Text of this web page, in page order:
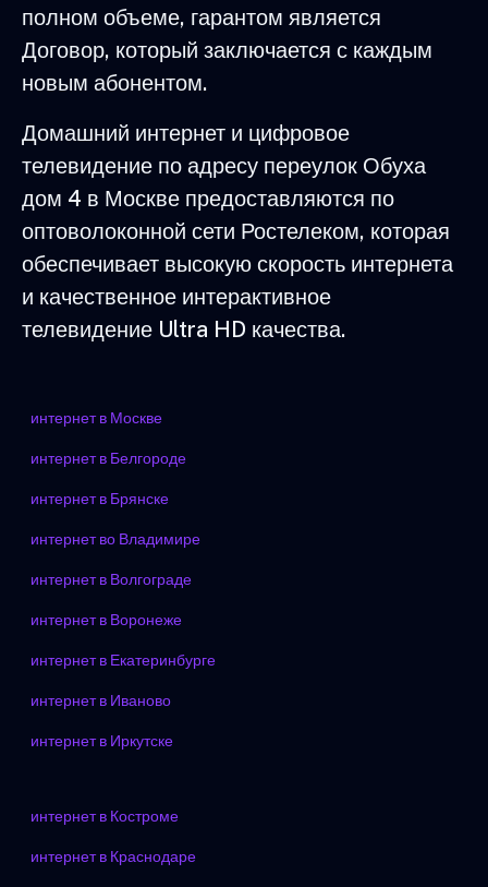
полном объеме, гарантом является
Договор, который заключается с каждым
новым абонентом.
Домашний интернет и цифровое
телевидение по адресу переулок Обуха
дом 4 в Москве предоставляются по
оптоволоконной сети Ростелеком, которая
обеспечивает высокую скорость интернета
и качественное интерактивное
телевидение Ultra HD качества.
интернет в Москве
интернет в Белгороде
интернет в Брянске
интернет во Владимире
интернет в Волгограде
интернет в Воронеже
интернет в Екатеринбурге
интернет в Иваново
интернет в Иркутске
интернет в Костроме
интернет в Краснодаре